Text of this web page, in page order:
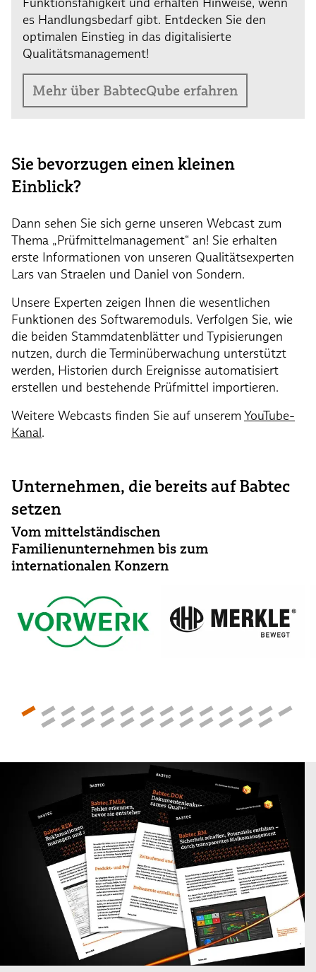
es Handlungsbedarf gibt. Entdecken Sie den
optimalen Einstieg in das digitalisierte
Qualitätsmanagement!
Mehr über BabtecQube erfahren
Sie bevorzugen einen kleinen
Einblick?
Dann sehen Sie sich gerne unseren Webcast zum
Thema „Prüfmittelmanagement“ an! Sie erhalten
erste Informationen von unseren Qualitätsexperten
Lars van Straelen und Daniel von Sondern.
Unsere Experten zeigen Ihnen die wesentlichen
Funktionen des Softwaremoduls. Verfolgen Sie, wie
die beiden Stammdatenblätter und Typisierungen
nutzen, durch die Terminüberwachung unterstützt
werden, Historien durch Ereignisse automatisiert
erstellen und bestehende Prüfmittel importieren.
Weitere Webcasts finden Sie auf unserem YouTube-
Kanal.
Unternehmen, die bereits auf Babtec
setzen
Vom mittelständischen
Familienunternehmen bis zum
internationalen Konzern